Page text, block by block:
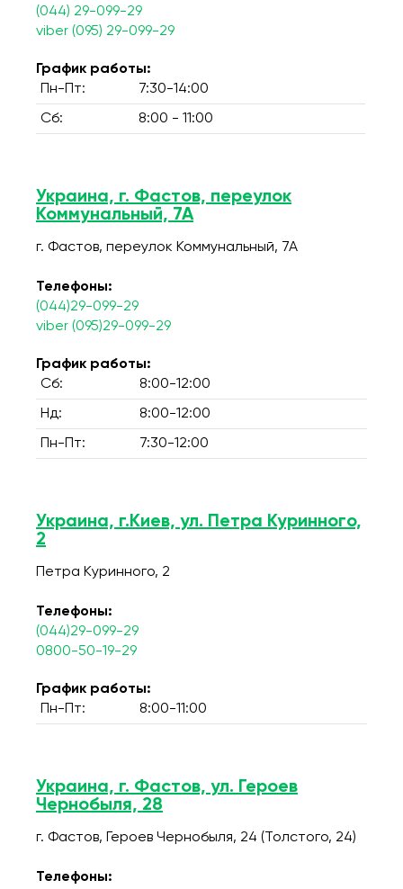
(044) 29-099-29
viber (095) 29-099-29
График работы:
Пн-Пт:
7:30-14:00
Сб: 8:00 - 11:00
Украина, г. Фастов, переулок
Коммунальный, 7А
г. Фастов, переулок Коммунальный, 7А
Телефоны:
(044)29-099-29
viber (095)29-099-29
График работы:
Сб:
8:00-12:00
Нд: 8:00-12:00
Пн-Пт: 7:30-12:00
Украина, г.Киев, ул. Петра Куринного,
2
Петра Куринного, 2
Телефоны:
(044)29-099-29
0800-50-19-29
График работы:
Пн-Пт:
8:00-11:00
Украина, г. Фастов, ул. Героев
Чернобыля, 28
г. Фастов, Героев Чернобыля, 24 (Толстого, 24)
Телефоны: